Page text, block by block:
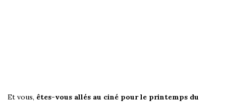
Et vous, êtes-vous allés au ciné pour le printemps du